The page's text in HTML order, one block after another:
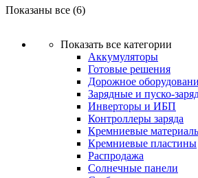
Показаны все (6)
Показать все категории
Аккумуляторы
Готовые решения
Дорожное
Зарядные и пуско-
Инверторы и ИБП
Контроллеры заряда
Кремниевые
Кремниевые пластины
Распродажа
Солнечные панели